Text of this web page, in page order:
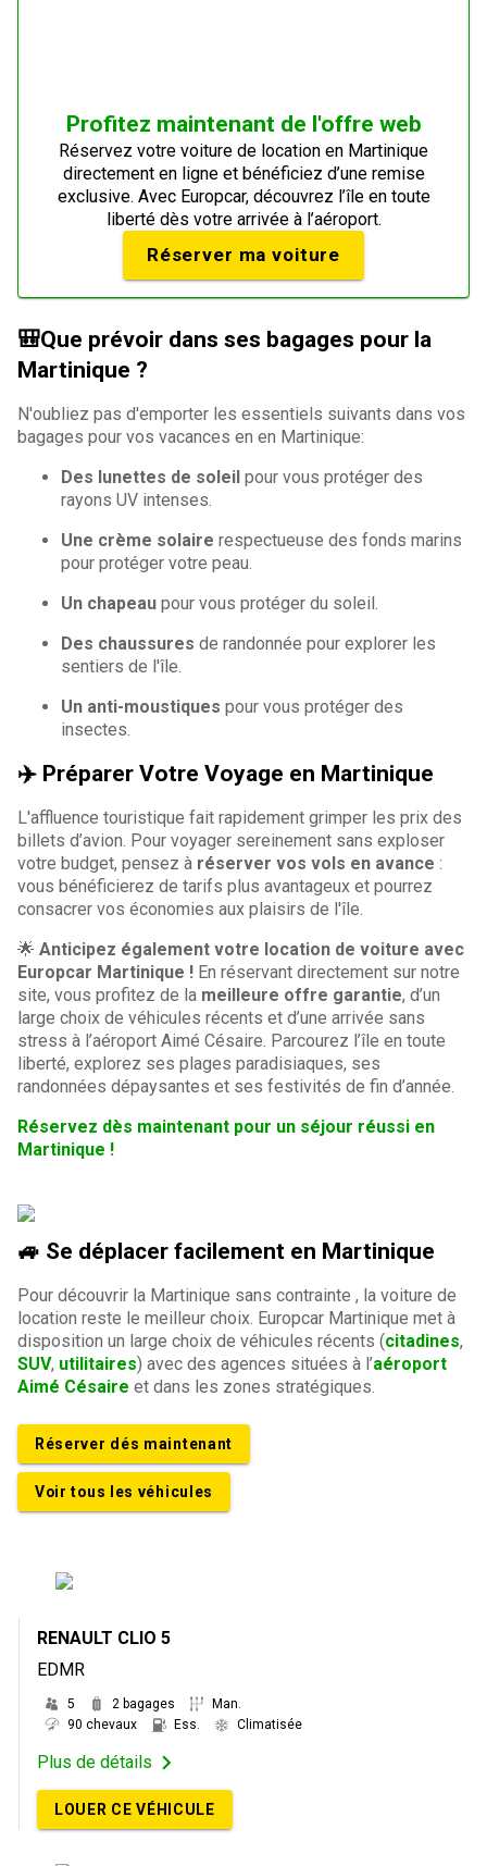
Profitez maintenant de l'offre web
Réservez votre voiture de location en Martinique
directement en ligne et bénéficiez d’une remise
exclusive. Avec Europcar, découvrez l’île en toute
liberté dès votre arrivée à l’aéroport.
Réserver ma voiture
🎒Que prévoir dans ses bagages pour la
Martinique ?
N'oubliez pas d'emporter les essentiels suivants dans vos
bagages pour vos vacances en en Martinique:
Des lunettes de soleil pour vous protéger des
rayons UV intenses.
Une crème solaire respectueuse des fonds marins
pour protéger votre peau.
Un chapeau pour vous protéger du soleil.
Des chaussures de randonnée pour explorer les
sentiers de l'île.
Un anti-moustiques pour vous protéger des
insectes.
✈️ Préparer Votre Voyage en Martinique
L'affluence touristique fait rapidement grimper les prix des
billets d’avion. Pour voyager sereinement sans exploser
votre budget, pensez à réserver vos vols en avance :
vous bénéficierez de tarifs plus avantageux et pourrez
consacrer vos économies aux plaisirs de l'île.
🌟 Anticipez également votre location de voiture avec
Europcar Martinique ! En réservant directement sur notre
site, vous profitez de la meilleure offre garantie, d’un
large choix de véhicules récents et d’une arrivée sans
stress à l’aéroport Aimé Césaire. Parcourez l’île en toute
liberté, explorez ses plages paradisiaques, ses
randonnées dépaysantes et ses festivités de fin d’année.
Réservez dès maintenant pour un séjour réussi en
Martinique !
🚙 Se déplacer facilement en Martinique
Pour découvrir la Martinique sans contrainte , la voiture de
location reste le meilleur choix. Europcar Martinique met à
disposition un large choix de véhicules récents (citadines,
SUV, utilitaires) avec des agences situées à l’aéroport
Aimé Césaire et dans les zones stratégiques.
Réserver dés maintenant
Voir tous les véhicules
RENAULT CLIO 5
EDMR
5 2 bagages
Man.
90 chevaux
Ess. Climatisée
Plus de détails
LOUER CE VÉHICULE